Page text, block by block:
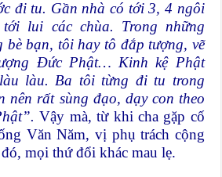
đi tu. Gần nhà có tới 3, 4 ngôi
lui các chùa. Trong những
bè bạn, tôi hay tô đắp tượng, vẽ
Đức Phật… Kinh kệ Phật
làu. Ba tôi từng đi tu trong
nên rất sùng đạo, dạy con theo
Vậy mà, từ khi cha gặp cố
Văn Năm, vị phụ trách cộng
mọi thứ đổi khác mau lẹ.